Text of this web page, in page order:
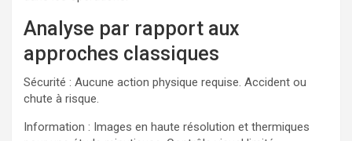
Analyse par rapport aux
approches classiques
Sécurité : Aucune action physique requise. Accident ou
chute à risque.
Information : Images en haute résolution et thermiques